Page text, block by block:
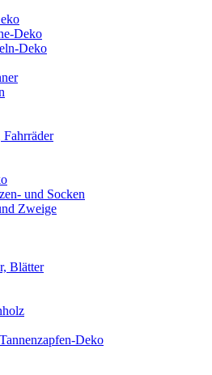
Deko
Deko
und Socken
Zweige
Blätter
Deko